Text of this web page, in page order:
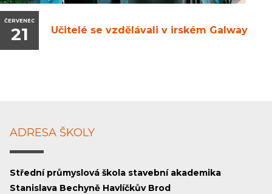
ČERVENEC
21 Učitelé se vzdělávali v irském Galway
ADRESA ŠKOLY
Střední průmyslová škola stavební akademika
Stanislava Bechyně Havlíčkův Brod